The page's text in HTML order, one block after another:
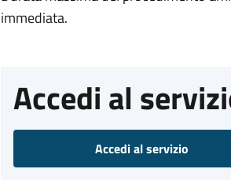
immediata.
Accedi al
Accedi al servizio